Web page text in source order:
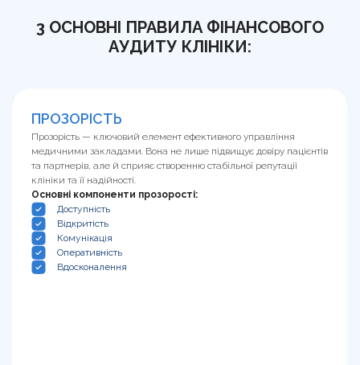
3 ОСНОВНІ ПРАВИЛА ФІНАНСОВОГО
АУДИТУ КЛІНІКИ:
ПРОЗОРІСТЬ
Прозорість — ключовий елемент ефективного управління
медичними закладами. Вона не лише підвищує довіру пацієнтів
та партнерів, але й сприяє створенню стабільної репутації
клініки та її надійності.
Основні компоненти прозорості:
Доступність
Відкритість
Комунікація
Оперативність
Вдосконалення